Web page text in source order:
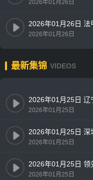
2026年01月26日
2026年01月26日 法
2026年01月26日
最新集锦 VIDEOS
2026年01月25日
2026年01月25日
2026年01月25日